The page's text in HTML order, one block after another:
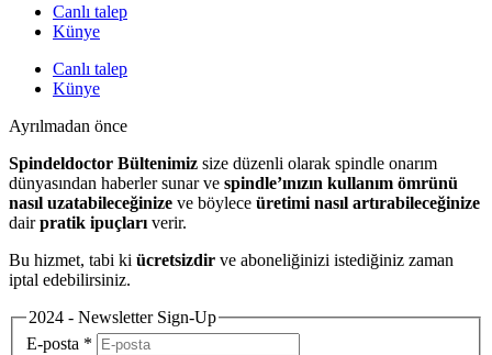
Canlı talep
Künye
Canlı talep
Künye
Ayrılmadan önce
Spindeldoctor Bültenimiz size düzenli olarak spindle onarım
dünyasından haberler sunar ve spindle’ınızın kullanım ömrünü
nasıl uzatabileceğinize ve böylece üretimi nasıl artırabileceğinize
dairpratik ipuçları verir.
Bu hizmet, tabi ki ücretsizdir ve aboneliğinizi istediğiniz zaman
iptal edebilirsiniz.
2024 - Newsletter Sign-Up
E-posta *